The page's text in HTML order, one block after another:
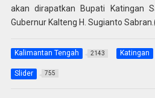
akan dirapatkan Bupati Katingan
Gubernur Kalteng H. Sugianto
Kalimantan Tengah 2143 Katingan
Slider 755